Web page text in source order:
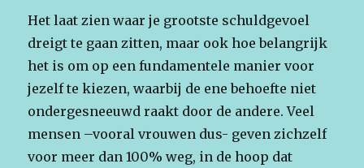
Het laat zien waar je grootste schuldgevoel
dreigt te gaan zitten, maar ook hoe belangrijk
het is om op een fundamentele manier voor
jezelf te kiezen, waarbij de ene behoefte niet
ondergesneeuwd raakt door de andere. Veel
mensen –vooral vrouwen dus- geven zichzelf
voor meer dan 100% weg, in de hoop dat